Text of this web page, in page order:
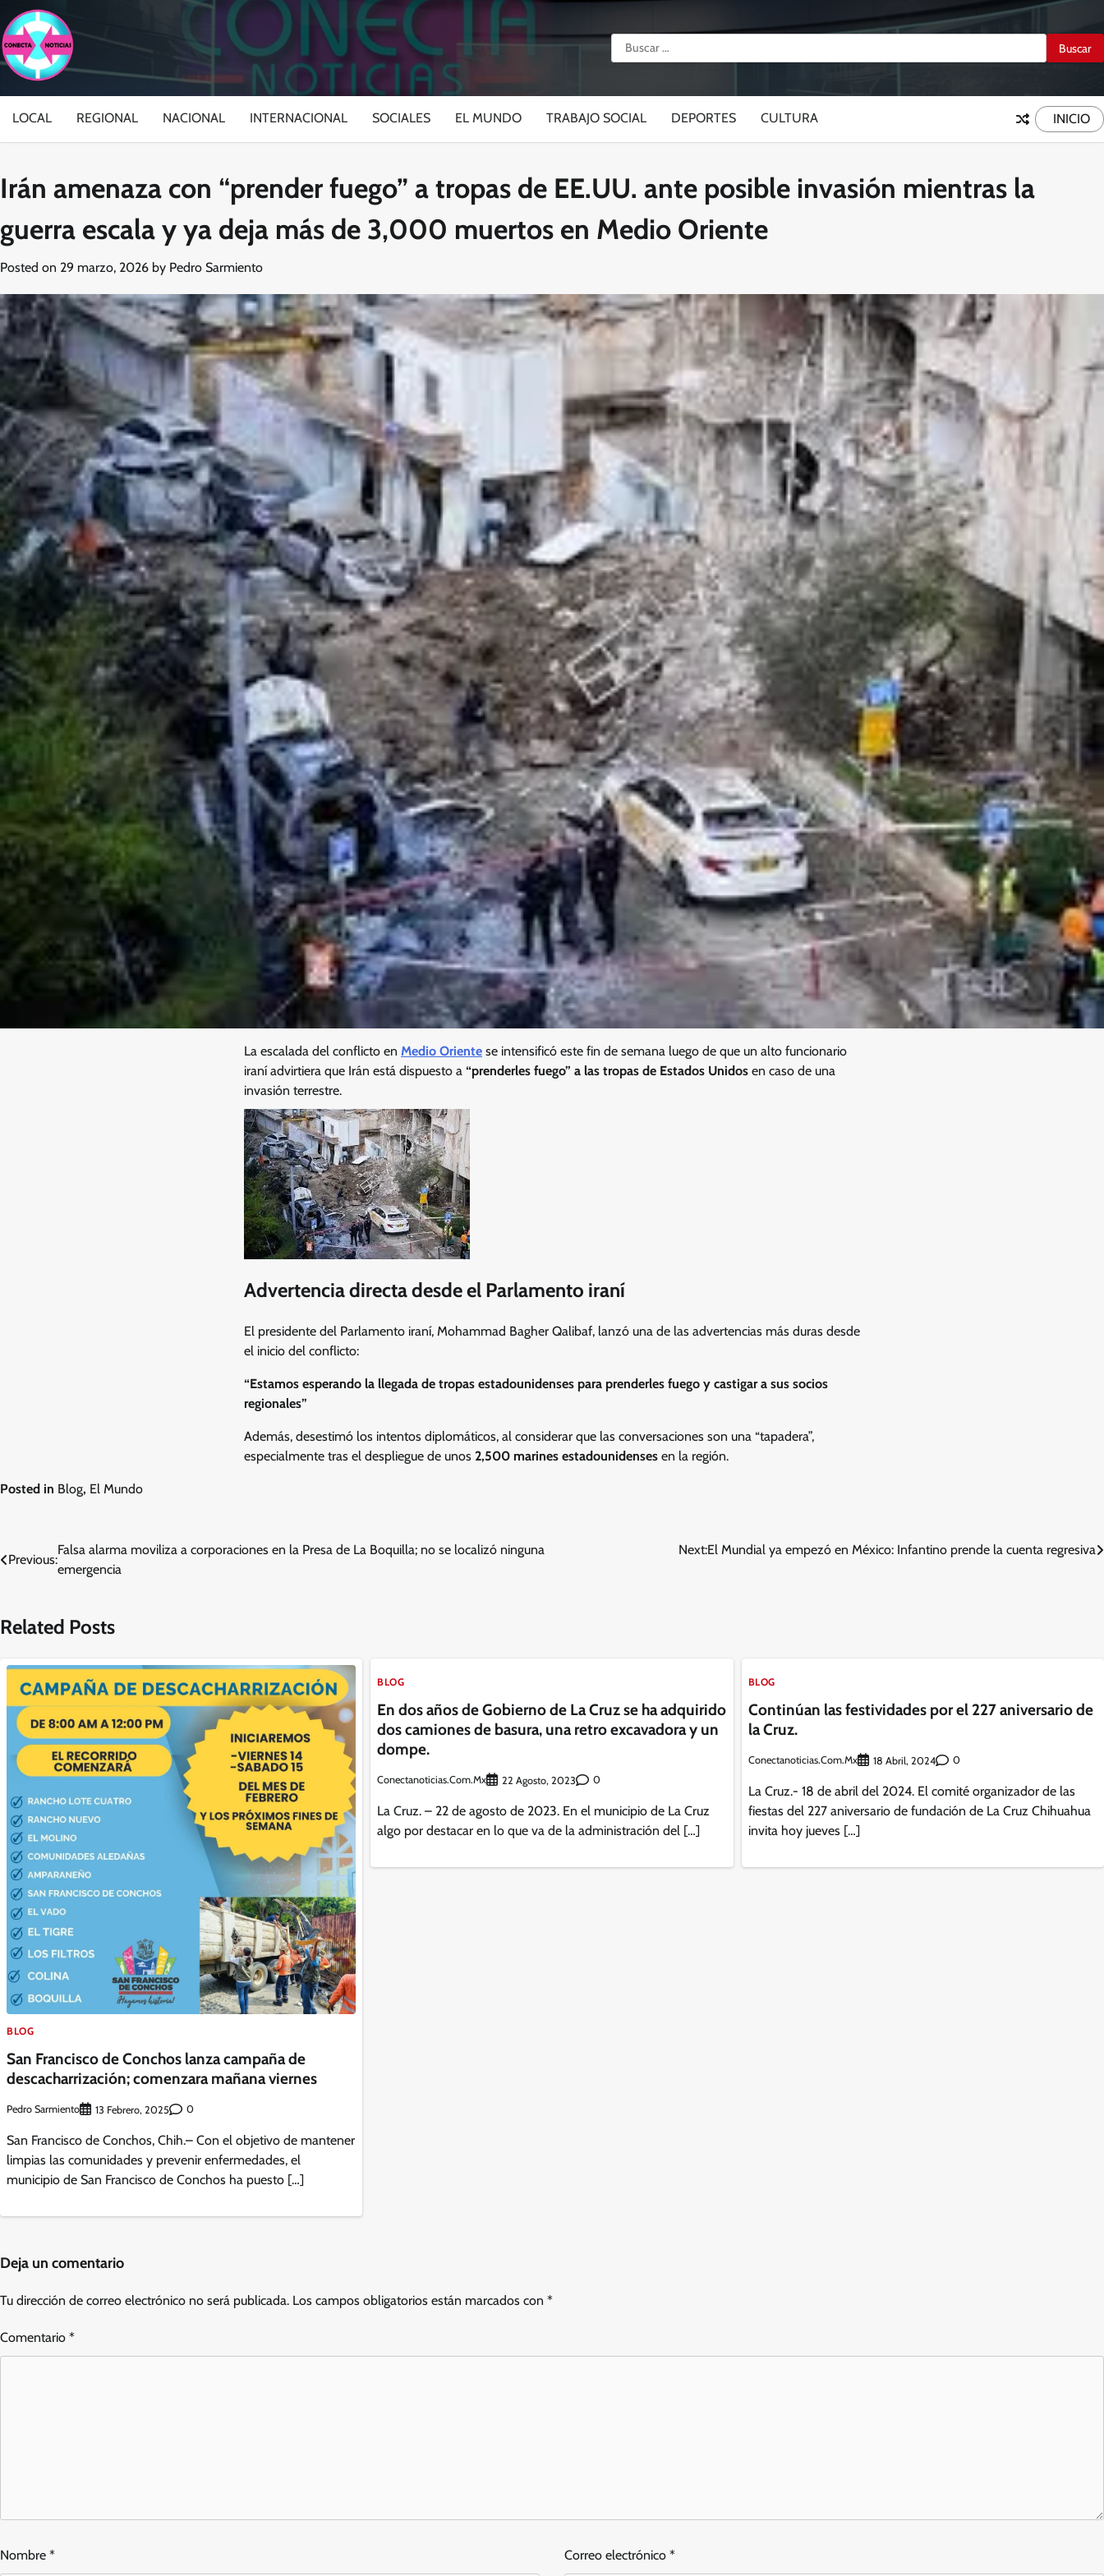
to
content
Buscar:
LOCAL REGIONAL NACIONAL INTERNACIONAL SOCIALES EL MUNDO TRABAJO SOCIAL DEPORTES CULTURA INICIO
Irán amenaza con “prender fuego” a tropas de EE.UU. ante posible invasión mientras la
guerra escala y ya deja más de 3,000 muertos en Medio Oriente
Posted on 29 marzo, 2026 by Pedro Sarmiento
La escalada del conflicto en Medio Oriente se intensificó este fin de semana luego de que un alto funcionario
iraní advirtiera que Irán está dispuesto a “prenderles fuego” a las tropas de Estados Unidos en caso de una
invasión terrestre.
Advertencia directa desde el Parlamento iraní
El presidente del Parlamento iraní, Mohammad Bagher Qalibaf, lanzó una de las advertencias más duras desde
el inicio del conflicto:
“Estamos esperando la llegada de tropas estadounidenses para prenderles fuego y castigar a sus socios
regionales”
Además, desestimó los intentos diplomáticos, al considerar que las conversaciones son una “tapadera”,
especialmente tras el despliegue de unos 2,500 marines estadounidenses en la región.
Posted in Blog, El Mundo
Navegación
entradas
Previous:
Falsa alarma moviliza a corporaciones en la Presa de La Boquilla; no se localizó ninguna
emergencia
Next:El Mundial ya empezó en México: Infantino prende la cuenta regresiva
Related Posts
BLOG
San Francisco de Conchos lanza campaña de
descacharrización; comenzara mañana viernes
Pedro Sarmiento 13 Febrero, 2025 0
San Francisco de Conchos, Chih.– Con el objetivo de mantener
limpias las comunidades y prevenir enfermedades, el
municipio de San Francisco de Conchos ha puesto […]
BLOG
En dos años de Gobierno de La Cruz se ha adquirido
dos camiones de basura, una retro excavadora y un
dompe.
Conectanoticias.com.mx 22 Agosto, 2023 0
La Cruz. – 22 de agosto de 2023. En el municipio de La Cruz
algo por destacar en lo que va de la administración del […]
BLOG
Continúan las festividades por el 227 aniversario de
la Cruz.
Conectanoticias.com.mx 18 Abril, 2024 0
La Cruz.- 18 de abril del 2024. El comité organizador de las
fiestas del 227 aniversario de fundación de La Cruz Chihuahua
invita hoy jueves […]
Deja un comentario
Tu dirección de correo electrónico no será publicada. Los campos obligatorios están marcados con *
Comentario *
Nombre * Correo electrónico *